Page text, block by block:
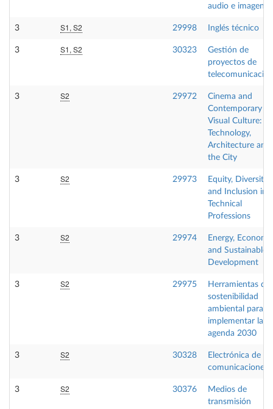
audio e imagen
3 S1, S2 29998 Inglés técnico
3 S1, S2 30323
Gestión de
proyectos de
telecomunicación
3 S2 29972
Cinema and
Contemporary
Visual Culture:
Technology,
Architecture and
the City
3 S2 29973
Equity, Diversity
and Inclusion in
Technical
Professions
3 S2 29974
Energy, Economy
and Sustainable
Development
3 S2 29975
Herramientas de
sostenibilidad
ambiental para
implementar la
agenda 2030
3 S2 30328
Electrónica de
comunicaciones
3 S2 30376
Medios de
transmisión